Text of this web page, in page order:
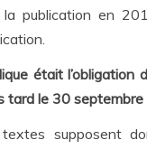
publication en
était l’obligation
tard le 30
supposent